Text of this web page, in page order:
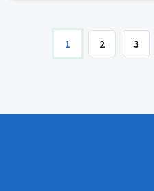
1 2 3